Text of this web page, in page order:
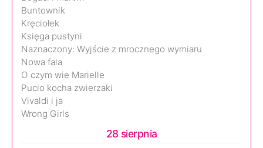
Buntownik
Kręciołek
Księga pustyni
Naznaczony: Wyjście z mrocznego wymiaru
Nowa fala
O czym wie Marielle
Pucio kocha zwierzaki
Vivaldi i ja
Wrong Girls
28 sierpnia